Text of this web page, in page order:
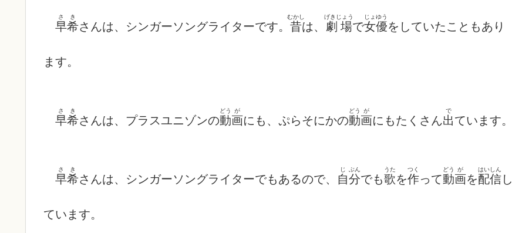
早
さ
希
き
さんは、シンガーソングライターです。 昔
むかし
は、 劇場
げきじょう
で女優
じょゆう
をしていたこともあり
ます。
早
さ
希
き
さんは、プラスユニゾンの動
どう
画
が
にも、ぷらそにかの動
どう
画
が
にもたくさん出
で
ています。
早
さ
希
き
さんは、シンガーソングライターでもあるので、 自
じ
分
ぶん
でも歌
うた
を作
つく
って動
どう
画
が
を配信
はいしん
し
ています。